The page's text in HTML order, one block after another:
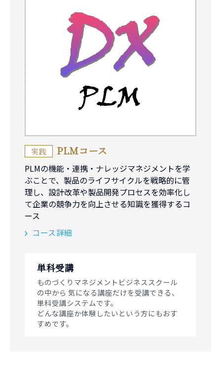
実践 PLMコース
PLMの機能・連携・ナレッジマネジメントを学
ぶことで、製品のライフサイクルを戦略的に管
理し、設計改革や製品開発プロセスを効率化し
て企業の競争力を向上させる知識を獲得するコ
ース
コース詳細
単科受講
ものづくりマネジメントビジネススクール
の中から 気になる講座だけを受講できる、
単科受講システムです。
どんな講座か体験したいという方にもおす
すめです。